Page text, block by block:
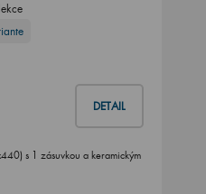
DETAIL
s 1 zásuvkou a keramickým